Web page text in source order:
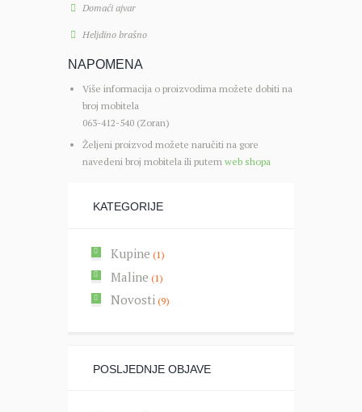
Domaći ajvar
Heljdino brašno
NAPOMENA
Više informacija o proizvodima možete dobiti na
broj mobitela
063-412-540 (Zoran)
Željeni proizvod možete naručiti na gore
navedeni broj mobitela ili putem web shopa
KATEGORIJE
Kupine (1)
Maline (1)
Novosti(9)
POSLJEDNJE OBJAVE